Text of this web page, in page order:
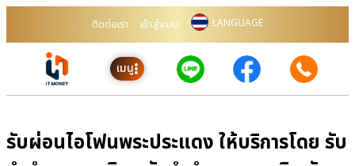
ติดต่อเรา เข้าสู่ระบบ LANGUAGE
เมนู
รับผ่อนไอโฟนพระประแดง ให้บริการโดย รับ